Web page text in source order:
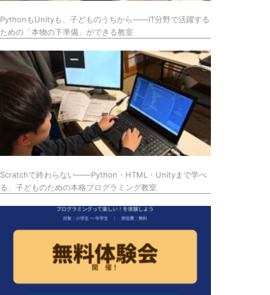
PythonもUnityも、子どものうちから——IT分野で活躍する
ための「本物の下準備」ができる教室
Scratchで終わらない——Python・HTML・Unityまで学べ
る、子どものための本格プログラミング教室